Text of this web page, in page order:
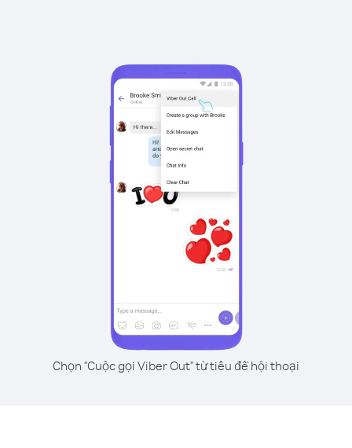
Chọn "Cuộc gọi Viber Out" từ tiêu đề hội thoại